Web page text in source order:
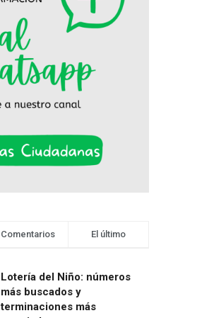
Comentarios El último
Lotería del Niño: números
más buscados y
terminaciones más